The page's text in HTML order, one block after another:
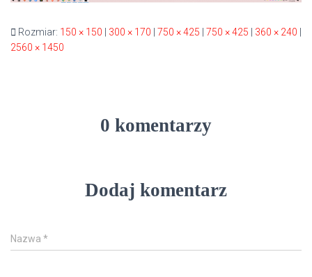
Rozmiar: 150 × 150 300 × 170 750 × 425 750 × 425 360 × 240
2560 × 1450
0 komentarzy
Dodaj komentarz
Nazwa *